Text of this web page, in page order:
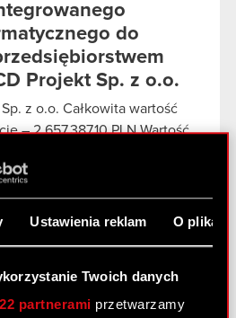
Ustawienia reklam O
Twoich danych
partnerami przetwarzamy
do
Projekt Sp. z o.o.
z o.o. Całkowita wartość
– 2.657.387,10 PLN Wartość
nr 48/2009
posiadający powyżej 5%
Nadzwyczajnym Walnym